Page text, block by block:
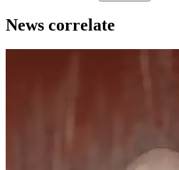
News correlate